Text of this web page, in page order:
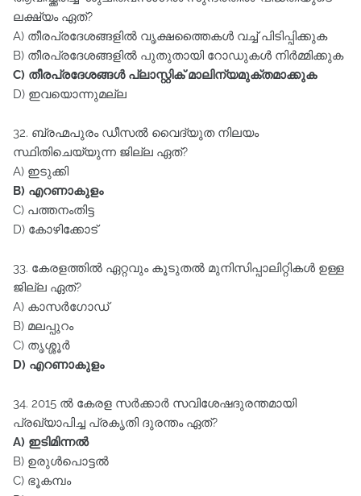
ലക്ഷ്യം ഏത്‌?
A) തീരപ്രദേശങ്ങളിൽ വൃക്ഷത്തൈകൾ വച്ച്‌ പിടിപ്പിക്കുക
B) തീരപ്രദേശങ്ങളിൽ പുതുതായി റോഡുകൾ നിർമ്മിക്കുക
C) തീരപ്രദേശങ്ങൾ പ്ലാസ്റ്റിക്‌ മാലിന്യമുക്തമാക്കുക
D) ഇവയൊന്നുമല്ല
32. ബ്രഹ്മപുരം ഡീസൽ വൈദ്യുത നിലയം
സ്ഥിതിചെയ്യുന്ന ജില്ല ഏത്‌?
A) ഇടുക്കി
B) എറണാകുളം
C) പത്തനംതിട്ട
D) കോഴിക്കോട്‌
33. കേരളത്തിൽ ഏറ്റവും കൂടുതൽ മുനിസിപ്പാലിറ്റികൾ ഉള്ള
ജില്ല ഏത്‌?
A) കാസർഗോഡ്‌
B) മലപ്പുറം
C) തൃശ്ശൂർ
D) എറണാകുളം
34. 2015 ൽ കേരള സർക്കാർ സവിശേഷദുരന്തമായി
പ്രഖ്യാപിച്ച പ്രകൃതി ദുരന്തം ഏത്‌?
A) ഇടിമിന്നൽ
B) ഉരുൾപൊട്ടൽ
C) ഭൂകമ്പം